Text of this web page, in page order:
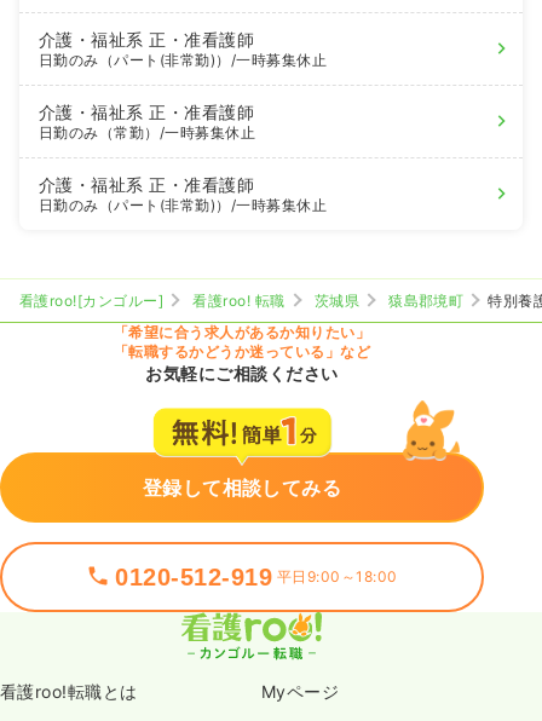
介護・福祉系正・准看護師
日勤のみ（パート(非常勤)） /一時募集休止
介護・福祉系正・准看護師
日勤のみ（常勤） /一時募集休止
介護・福祉系正・准看護師
日勤のみ（パート(非常勤)） /一時募集休止
看護roo![カンゴルー] 看護roo! 転職 茨城県 猿島郡境町
特別養
「希望に合う求人があるか知りたい」
「転職するかどうか迷っている」など
お気軽にご相談ください
登録して相談してみる
0120-512-919 平日9:00～18:00
看護roo!転職とは Myページ